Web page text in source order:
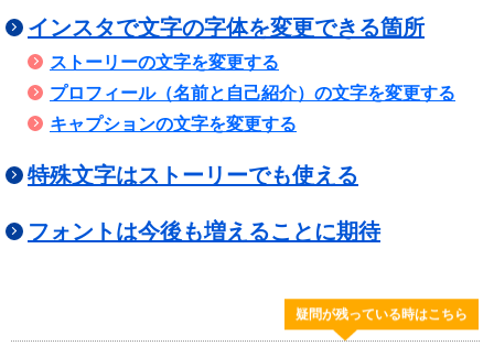
インスタで文字の字体を変更できる箇所
ストーリーの文字を変更する
プロフィール（名前と自己紹介）の文字を変更する
キャプションの文字を変更する
特殊文字はストーリーでも使える
フォントは今後も増えることに期待
疑問が残っている時はこちら